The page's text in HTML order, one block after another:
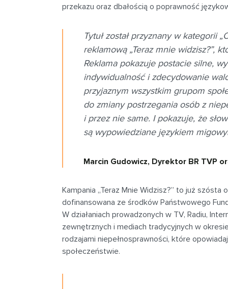
przekazu oraz dbałością o poprawność
Tytuł został przyznany w kategorii
reklamową „Teraz mnie widzisz?”,
Reklama pokazuje postacie silne,
indywidualność i zdecydowanie
przyjaznym wszystkim grupom
do zmiany postrzegania osób z
i przez nie same. I pokazuje, że
są wypowiedziane językiem
Marcin Gudowicz, Dyrektor BR TVP
Kampania „Teraz Mnie Widzisz?” to już szósta
dofinansowana ze środków Państwowego
W działaniach prowadzonych w TV, Radiu,
zewnętrznych i mediach tradycyjnych w
rodzajami niepełnosprawności, które
społeczeństwie.